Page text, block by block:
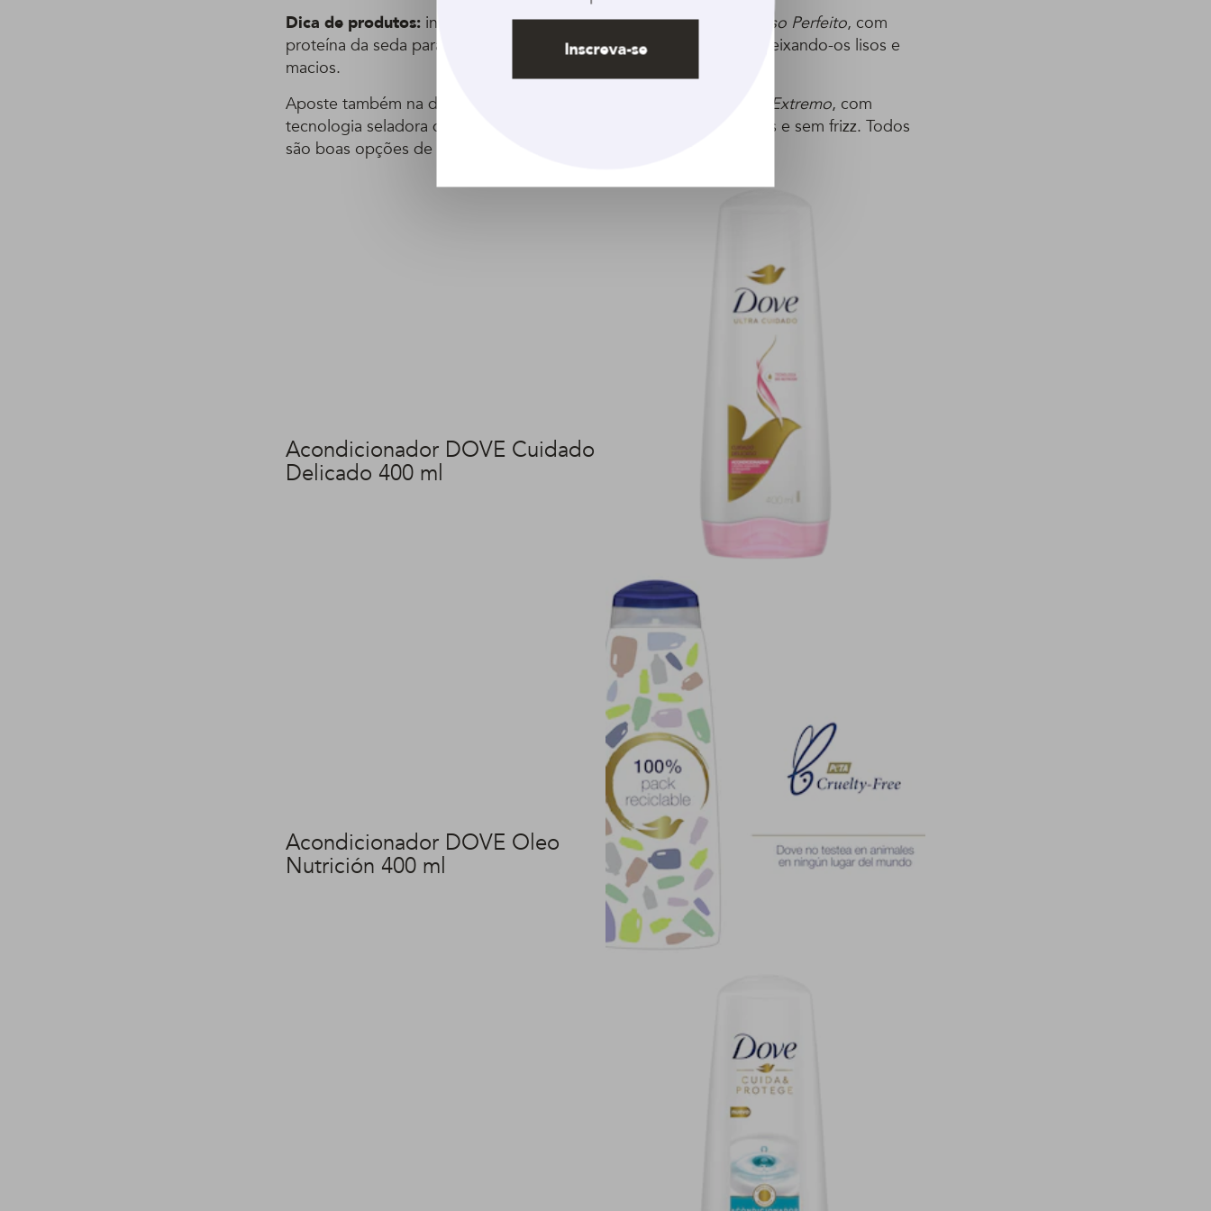
Dica de produtos: indicamos oShampooeCondicionador Seda Liso Perfeito, com
proteína da seda para ajudar a manter o alinhamento de cada fio, deixando-os lisos e
macios.
Aposte também na dupla de
Condicionador Seda Liso Extremo, com
tecnologia seladora de lisos que também garante cabelos alinhados e sem frizz. Todos
são boas opções de produtos para manter o cabelo liso!
Acondicionador DOVE Cuidado
Delicado 400 ml
Acondicionador DOVE Oleo
Nutrición 400 ml
Inscreva-se